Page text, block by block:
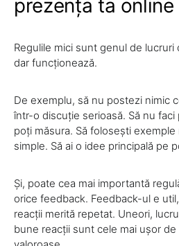
prezența ta online
Regulile mici sunt genul de
dar funcționează.
De exemplu, să nu postezi nimic
într-o discuție serioasă. Să nu
poți măsura. Să folosești
simple. Să ai o idee principală pe
Și, poate cea mai importantă
orice feedback. Feedback-ul e
reacții merită repetat. Uneori,
bune reacții sunt cele mai ușor